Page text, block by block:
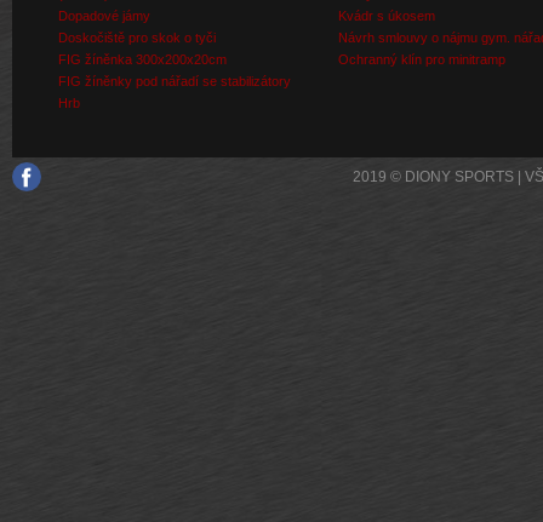
Dopadové jámy
Doskočiště pro skok o tyči
FIG žíněnka 300x200x20cm
FIG žíněnky pod nářadí se stabilizátory
Hrb
Kvádr s úkosem
Návrh smlouvy o nájmu gym.
Ochranný klín pro minitramp
2019 © DIONY SPORTS |